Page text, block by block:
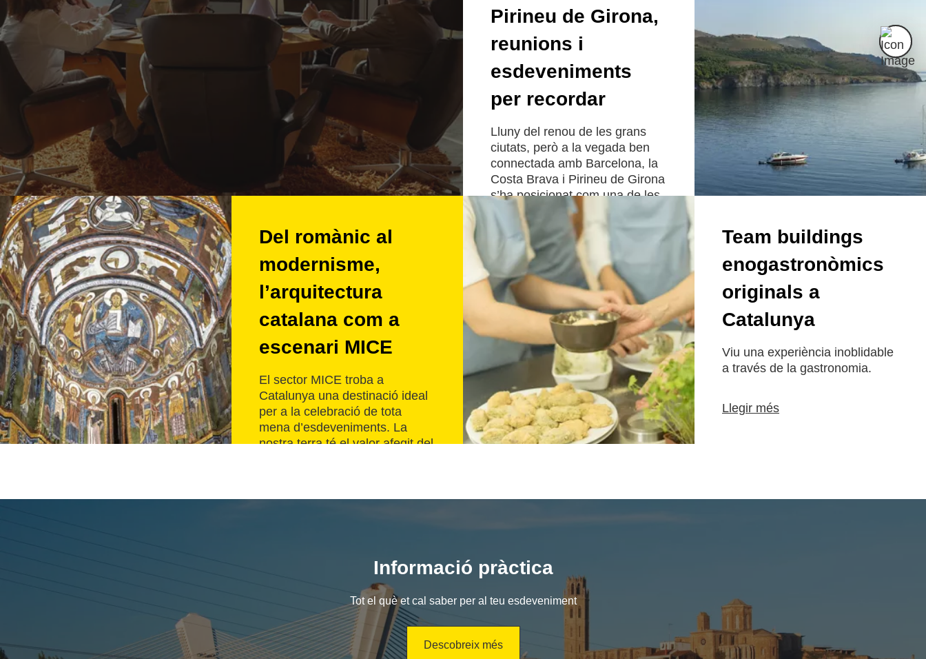
Pirineu de Girona,
reunions i
esdeveniments
per recordar
Lluny del renou de les grans
ciutats, però a la vegada ben
connectada amb Barcelona, la
Costa Brava i Pirineu de Girona
s’ha posicionat com una de les
destinacions de Catalunya més
atractives per al turisme de
reunions.
Llegir més
Del romànic al
modernisme,
l’arquitectura
catalana com a
escenari MICE
El sector MICE troba a
Catalunya una destinació ideal
per a la celebració de tota
mena d’esdeveniments. La
nostra terra té el valor afegit del
Team buildings
enogastronòmics
originals a
Catalunya
Viu una experiència inoblidable
a través de la gastronomia.
Llegir més
Informació pràctica
Tot el què et cal saber per al teu esdeveniment
Descobreix més